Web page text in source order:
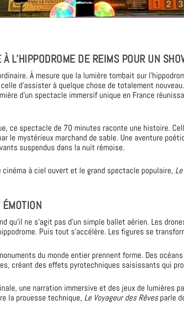
L’HIPPODROME DE REIMS POUR UN
À mesure que la lumière tombait sur
d’assister à quelque chose de totalement
d’un spectacle immersif unique en France
ce spectacle de 70 minutes raconte une histoire.
le mystérieux marchand de sable. Une aventure
suspendus dans la nuit rémoise.
à ciel ouvert et le grand spectacle populaire,
qu’il ne s’agit pas d’un simple ballet aérien. Les
Puis tout s’accélère. Les figures se
du monde entier prennent forme. Des
créant des effets pyrotechniques saisissants qui
une narration immersive et des jeux de
la prouesse technique, Le Voyageur des Rêvesparle